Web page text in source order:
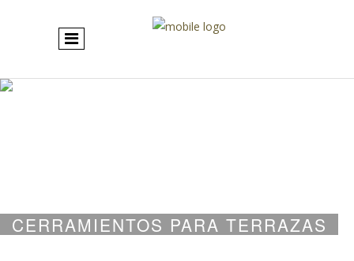
CERRAMIENTOS PARA TERRAZAS